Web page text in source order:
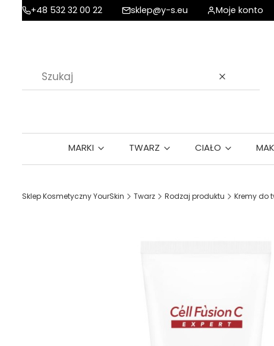
+48 532 32 00 22 sklep@y-s.eu Moje konto
Wyczyść
MARKI TWARZ CIAŁO
Sklep Kosmetyczny YourSkin Twarz Rodzaj produktu Kremy do